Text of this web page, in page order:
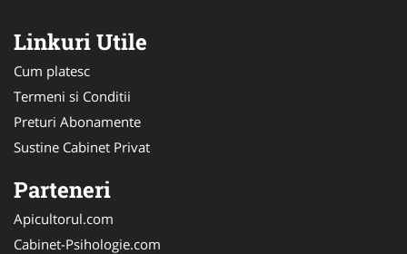
Linkuri Utile
Cum platesc
Termeni si Conditii
Preturi Abonamente
Sustine Cabinet Privat
Parteneri
Apicultorul.com
Cabinet-Psihologie.com